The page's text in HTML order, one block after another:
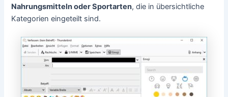
Nahrungsmitteln oder Sportarten, die in übersichtliche
Kategorien eingeteilt sind.